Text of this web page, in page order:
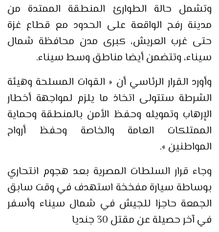
وتشمل حالة الطوارئ المنطقة الممتدة من
مدينة رفح الواقعة على الحدود مع قطاع غزة
حتى غرب العريش، كبرى مدن محافظة شمال
سيناء، وتتضمن أيضا مناطق وسط سيناء.
وأورد القرار الرئاسي أن « القوات المسلحة وهيئة
الشرطة ستتولى اتخاذ ما يلزم لمواجهة أخطار
الإرهاب وتمويله وحفظ الأمن بالمنطقة وحماية
الممتلكات العامة والخاصة وحفظ أرواح
المواطنين ».
وجاء قرار السلطات المصرية بعد هجوم انتحاري
بوساطة سيارة مفخخة استهدف في وقت سابق
الجمعة حاجزا للجيش في شمال سيناء وأسفر
في آخر حصيلة عن مقتل 30 جنديا